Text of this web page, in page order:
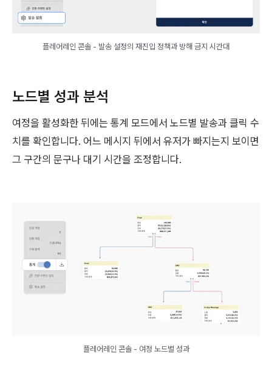
플레어레인 콘솔 - 발송 설정의 재진입 정책과 방해 금지 시간대
노드별 성과 분석
여정을 활성화한 뒤에는 통계 모드에서 노드별 발송과 클릭 수
치를 확인합니다. 어느 메시지 뒤에서 유저가 빠지는지 보이면
그 구간의 문구나 대기 시간을 조정합니다.
플레어레인 콘솔 - 여정 노드별 성과